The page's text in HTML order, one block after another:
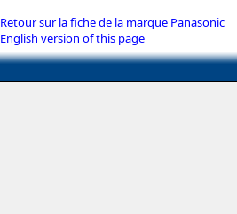
Retour sur la fiche de la marque Panasonic
English version of this page